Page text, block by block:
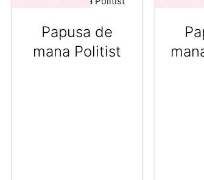
Papusa de
mana Politist